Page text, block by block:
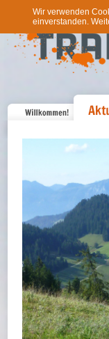
Wir verwenden
einverstanden.